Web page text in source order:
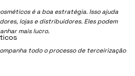
é a boa estratégia. Isso ajuda
lojas e distribuidores. Eles podem
mais lucro.
todo o processo de terceirização